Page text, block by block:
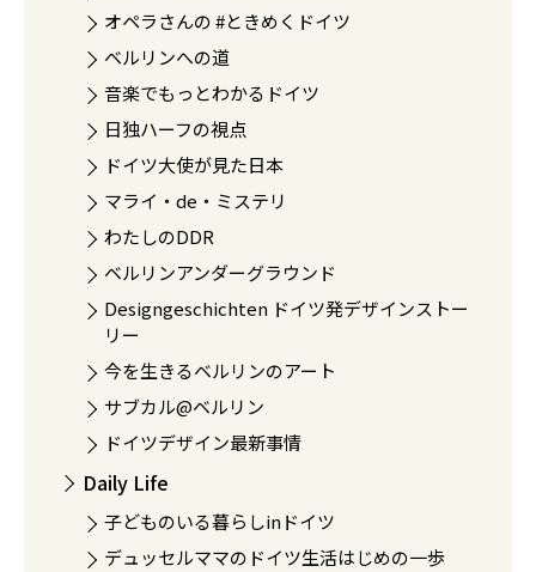
オペラさんの #ときめくドイツ
ベルリンへの道
音楽でもっとわかるドイツ
日独ハーフの視点
ドイツ大使が見た日本
マライ・de・ミステリ
わたしのDDR
ベルリンアンダーグラウンド
Designgeschichten ドイツ発デザインストー
リー
今を生きるベルリンのアート
サブカル@ベルリン
ドイツデザイン最新事情
Daily Life
子どものいる暮らしinドイツ
デュッセルママのドイツ生活はじめの一歩